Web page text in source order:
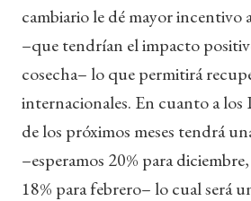
cambiario le dé mayor incentivo
–que tendrían el impacto
cosecha– lo que permitirá
internacionales. En cuanto a los
de los próximos meses tendrá
–esperamos 20% para
18% para febrero– lo cual será